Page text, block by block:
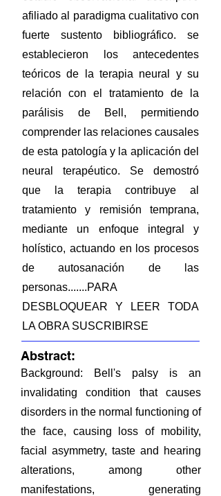
afiliado al paradigma cualitativo con
fuerte sustento bibliográfico. se
establecieron los antecedentes
teóricos de la terapia neural y su
relación con el tratamiento de la
parálisis de Bell, permitiendo
comprender las relaciones causales
de esta patología y la aplicación del
neural terapéutico. Se demostró
que la terapia contribuye al
tratamiento y remisión temprana,
mediante un enfoque integral y
holístico, actuando en los procesos
de autosanación de las
personas.......PARA
DESBLOQUEAR Y LEER TODA
LA OBRA SUSCRIBIRSE
Background: Bell's palsy is an
invalidating condition that causes
disorders in the normal functioning of
the face, causing loss of mobility,
facial asymmetry, taste and hearing
alterations, among other
manifestations, generating
Abstract: